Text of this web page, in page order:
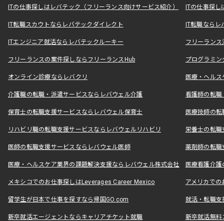
ITの仕事探しはレバテック（フリーランス向けサービス紹介） ITの仕事探
IT転職スカウトならレバテックダイレクト IT転職なら
ITエンジニア就活ならレバテックルーキー フリーラン
フリーランスの案件探しならフリーランスHub プログラミ
オンライン診療ならレバクリ 医療・ヘル
介護職の転職・派遣サービスならレバウェル介護 看護師の転
保育士の転職支援サービスならレバウェル保育士 医療技師の
リハビリ職の転職支援サービスならレバウェルリハビリ 栄養士の転
医師の転職支援サービスならレバウェル医師 薬剤師の転
医療・ヘルスケア業界の課題解決支援ならレバウェル株式会社 医療看護介
メキシコでのお仕事探しはLeverages Career Mexico アメリカで
留学生が日本で仕事を探すなら帰国GO.com 就活・転職
新卒就活エージェントならキャリアチケット就職 新卒就活無料